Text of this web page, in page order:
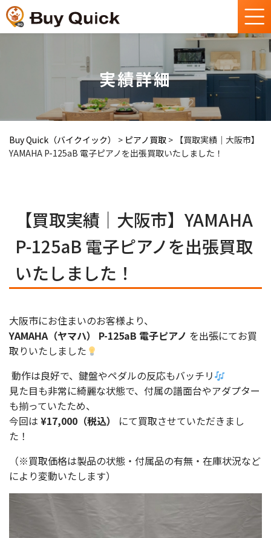
実績詳細
Buy Quick（バイクイック） > ピアノ買取 > 【買取実績｜大阪市】
YAMAHA P-125aB 電子ピアノを出張買取いたしました！
【買取実績｜大阪市】YAMAHA
P-125aB 電子ピアノを出張買取
いたしました！
大阪市にお住まいのお客様より、
YAMAHA（ヤマハ） P-125aB 電子ピアノ を出張にてお買
取りいたしました
動作は良好で、鍵盤やペダルの反応もバッチリ
見た目も非常に綺麗な状態で、付属の譜面台やアダプター
も揃っていたため、
今回は ¥17,000（税込）
にて買取させていただきまし
た！
（※買取価格は製品の状態・付属品の有無・在庫状況など
により変動いたします）